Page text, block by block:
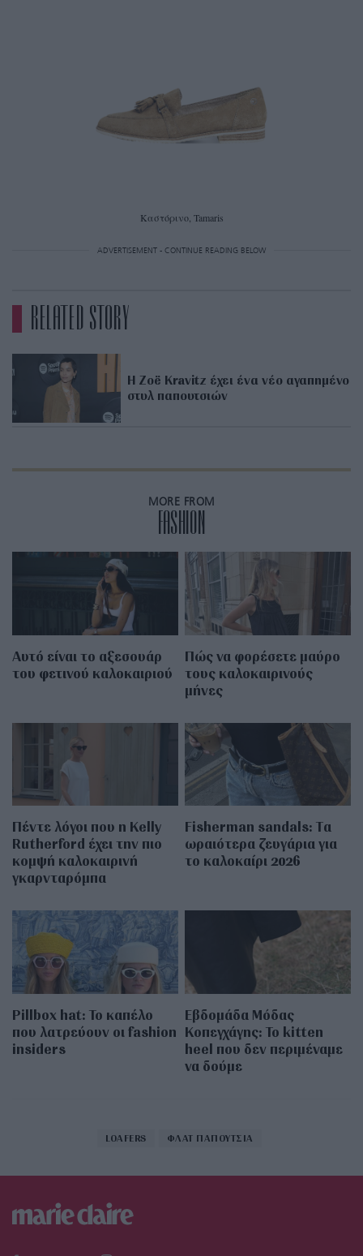
Καστόρινο, Tamaris
ADVERTISEMENT - CONTINUE READING BELOW
RELATED STORY
H Zoë Kravitz έχει ένα νέο αγαπημένο
στυλ παπουτσιών
MORE FROM
FASHION
Αυτό είναι το αξεσουάρ
του φετινού καλοκαιριού
Πώς να φορέσετε μαύρο
τους καλοκαιρινούς
μήνες
Πέντε λόγοι που η Kelly
Rutherford έχει την πιο
κομψή καλοκαιρινή
γκαρνταρόμπα
Fisherman sandals: Tα
ωραιότερα ζευγάρια για
το καλοκαίρι 2026
Pillbox hat: Το καπέλο
που λατρεύουν οι fashion
insiders
Εβδομάδα Μόδας
Κοπεγχάγης: Το kitten
heel που δεν περιμέναμε
να δούμε
LOAFERS ΦΛΑΤ ΠΑΠΟΥΤΣΙΑ